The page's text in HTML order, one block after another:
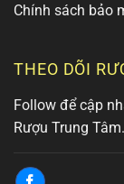
Chính sách bảo
THEO DÕI
Follow để cập
Rượu Trung Tâm.